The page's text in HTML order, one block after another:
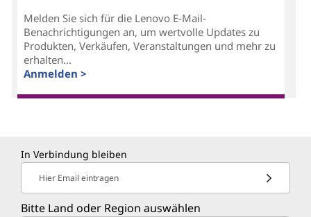
Melden Sie sich für die Lenovo E-Mail-
Benachrichtigungen an, um wertvolle Updates zu
Produkten, Verkäufen, Veranstaltungen und mehr zu
erhalten...
Anmelden >
In Verbindung bleiben
Hier Email eintragen
Bitte Land oder Region auswählen